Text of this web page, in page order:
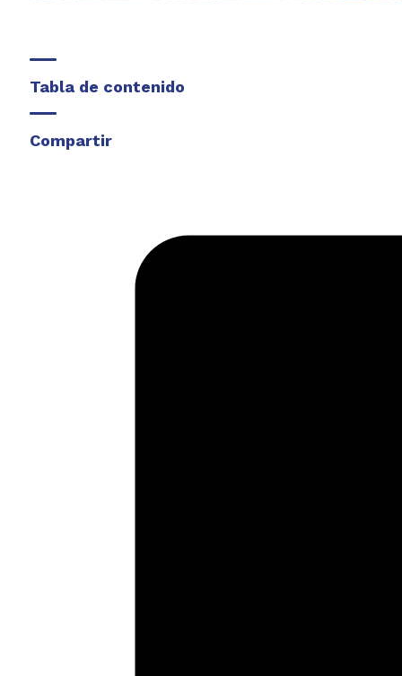
Tabla de contenido
Compartir